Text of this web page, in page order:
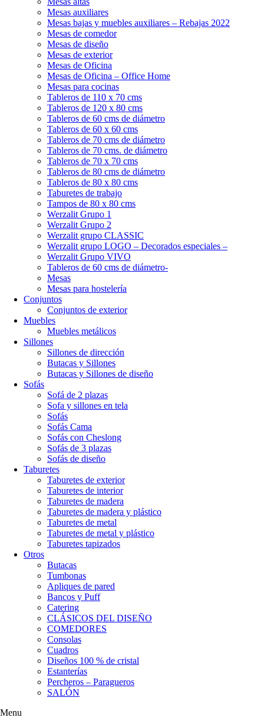
Mesas auxiliares
Mesas bajas y muebles auxiliares – Rebajas 2022
Mesas de comedor
Mesas de diseño
Mesas de exterior
Mesas de Oficina
Mesas de Oficina – Office Home
Mesas para cocinas
Tableros de 110 x 70 cms
Tableros de 120 x 80 cms
Tableros de 60 cms de diámetro
Tableros de 60 x 60 cms
Tableros de 70 cms de diámetro
Tableros de 70 cms. de diámetro
Tableros de 70 x 70 cms
Tableros de 80 cms de diámetro
Tableros de 80 x 80 cms
Taburetes de trabajo
Tampos de 80 x 80 cms
Werzalit Grupo 1
Werzalit Grupo 2
Werzalit grupo CLASSIC
Werzalit grupo LOGO – Decorados especiales –
Werzalit Grupo VIVO
Tableros de 60 cms de diámetro-
Mesas
Mesas para hostelería
Conjuntos
Conjuntos de exterior
Muebles
Muebles metálicos
Sillones
Sillones de dirección
Butacas y Sillones
Butacas y Sillones de diseño
Sofás
Sofá de 2 plazas
Sofa y sillones en tela
Sofás
Sofás Cama
Sofás con Cheslong
Sofás de 3 plazas
Sofás de diseño
Taburetes
Taburetes de exterior
Taburetes de interior
Taburetes de madera
Taburetes de madera y plástico
Taburetes de metal
Taburetes de metal y plástico
Taburetes tapizados
Otros
Butacas
Tumbonas
Apliques de pared
Bancos y Puff
Catering
CLÁSICOS DEL DISEÑO
COMEDORES
Consolas
Cuadros
Diseños 100 % de cristal
Estanterías
Percheros – Paragueros
SALÓN
Menu